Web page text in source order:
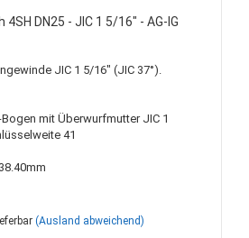
DN25 - JIC 1 5/16" - AG-IG
JIC 1 5/16" (JIC 37°).
mit Überwurfmutter JIC 1
41
(Ausland abweichend)